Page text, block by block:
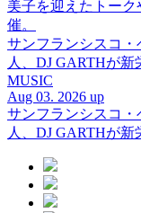
美子を迎えたトー
催。
サンフランシスコ
人、DJ GARTHが新
MUSIC
Aug 03. 2026 up
サンフランシスコ
人、DJ GARTHが新